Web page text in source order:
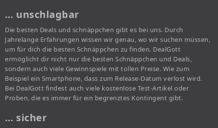
… unschlagbar
Die besten Deals und schnäppchen gibt es bei uns. Durch
Jahrelange Erfahrungen wissen wir genau, wo wir suchen müssen,
um für dich die besten Schnäppchen zu finden. DealGott
ermöglicht dir nicht nur die besten Schnäppchen und Deals,
sondern auch viele Gewinnspiele mit tollen Preise. Wie zum
Beispiel ein Smartphone, dass zum Release-Datum verlost wird.
Bei DealGott findest auch viele kostenlose Test-Artikel oder
Proben, die es immer für ein begrenztes Kontingent gibt.
… sicher